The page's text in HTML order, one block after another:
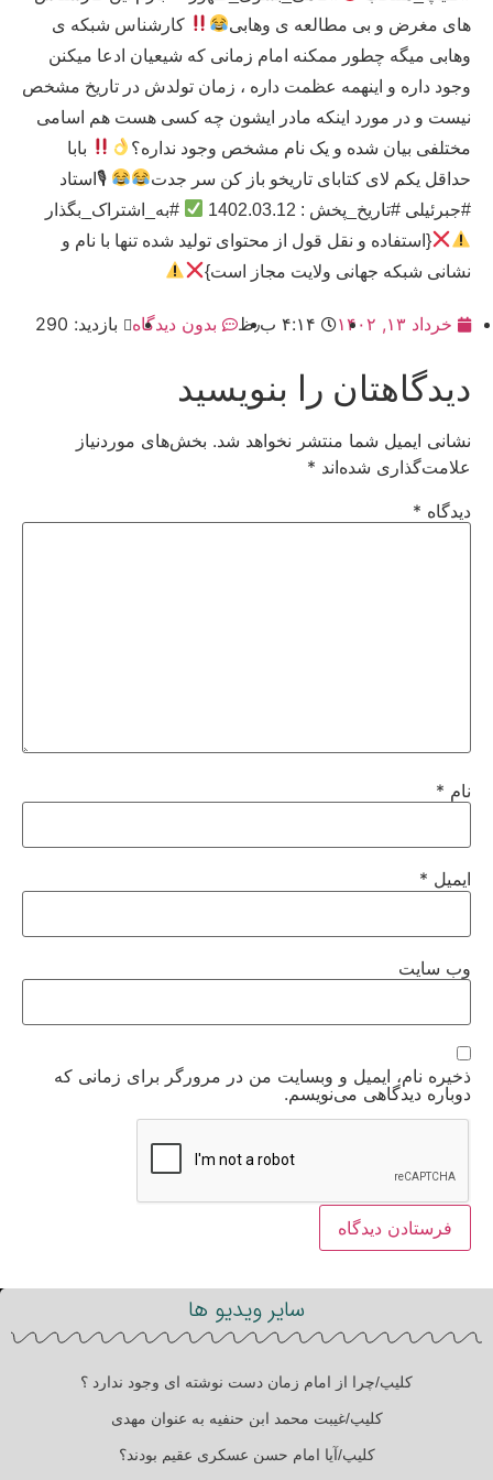
های مغرض و بی مطالعه ی وهابی
کارشناس شبکه ی
وهابی میگه چطور ممکنه امام زمانی که شیعیان ادعا میکنن
وجود داره و اینهمه عظمت داره ، زمان تولدش در تاریخ مشخص
نیست و در مورد اینکه مادر ایشون چه کسی هست هم اسامی
مختلفی بیان شده و یک نام مشخص وجود نداره؟
بابا
حداقل یکم لای کتابای تاریخو باز کن سر جدت
🎙استاد
#جبرئیلی #تاریخ_پخش : 1402.03.12
#به_اشتراک_بگذار
{استفاده و نقل قول از محتوای تولید شده تنها با نام و
نشانی شبکه جهانی ولایت مجاز است}
خرداد ۱۳, ۱۴۰۲ ۴:۱۴ ب٫ظ بدون دیدگاه بازدید: 290
دیدگاهتان را بنویسید
نشانی ایمیل شما منتشر نخواهد شد. بخش‌های موردنیاز
علامت‌گذاری شده‌اند *
دیدگاه *
نام *
ایمیل *
وب‌ سایت
ذخیره نام، ایمیل و وبسایت من در مرورگر برای زمانی که
دوباره دیدگاهی می‌نویسم.
سایر ویدیو ها
کلیپ/چرا از امام زمان دست نوشته ای وجود ندارد ؟
کلیپ/غیبت محمد ابن حنفیه به عنوان مهدی
کلیپ/آیا امام حسن عسکری عقیم بودند؟